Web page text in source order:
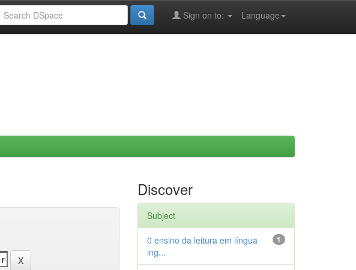
Language
Sign on to:
Discover
Subject
1
0 ensino da leitura em língua
ing...